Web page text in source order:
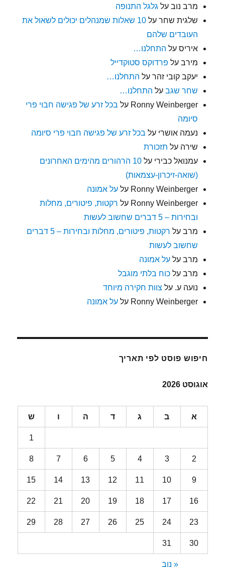
מרב נוב על גלגל התנופה
שלגית שחר על
10 שאלות שמנהלים יכולים לשאול את
העובדים שלהם
איריס על התחלנו…
מירב על פרדוקס סטוקדייל
יעקב קובי זהר על התחלנו…
שחר שגב על התחלנו…
Ronny Weinberger על בכל זרע של פגישה חבוי פרי
סיומה
נעמה אושרי על בכל זרע של פגישה חבוי פרי סיומה
שירה על תזכורת
עמנואל כבירי על
10 הרהורים מהימים האחרונים
(שואה-זיכרון-עצמאות)
Ronny Weinberger עלעל אמונה
Ronny Weinberger על רקטות, פיטורים, מחלות
ובחירות – 5 דברים שחשוב לעשות
מרב על
רקטות, פיטורים, מחלות ובחירות – 5 דברים
שחשוב לעשות
מרב עלעל אמונה
מרב עלכוח בלתי מוגבל
נועה ע. על צוות חקירה מיוחד
Ronny Weinberger עלעל אמונה
חיפוש פוסט לפי תאריך
אוגוסט 2026
א ב ג ד ה ו ש
1
2
3
4
5
6
7
8
9
10
11
12
13
14
15
16
17
18
19
20
21
22
23
24
25
26
27
28
29
30
31
« נוב